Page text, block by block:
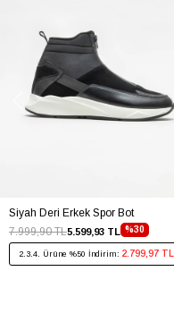
Siyah Deri Erkek Spor Bot
%30
5.599,93 TL
7.999,90 TL
2.3.4. Ürüne %50 İndirim: 2.799,97 TL